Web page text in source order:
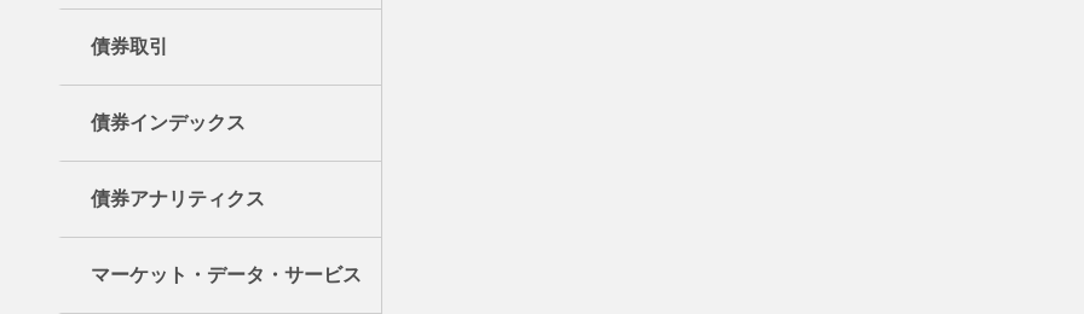
債券取引
債券インデックス
債券アナリティクス
マーケット・データ・サービス